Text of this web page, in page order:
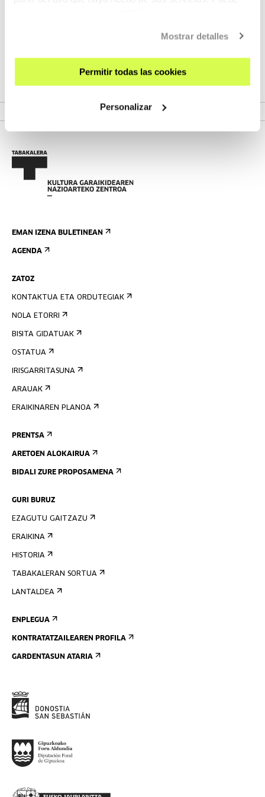
Mostrar detalles
Permitir todas las cookies
Personalizar
bikotekide bat edo ama bat bere seme-alabekin errausketa-
Sergei Loznitsa
EMAN IZENA BULETINEAN
AGENDA
ZATOZ
KONTAKTUA ETA ORDUTEGIAK
NOLA ETORRI
BISITA GIDATUAK
OSTATUA
IRISGARRITASUNA
ARAUAK
ERAIKINAREN PLANOA
PRENTSA
ARETOEN ALOKAIRUA
BIDALI ZURE PROPOSAMENA
GURI BURUZ
EZAGUTU GAITZAZU
ERAIKINA
HISTORIA
TABAKALERAN SORTUA
LANTALDEA
ENPLEGUA
KONTRATATZAILEAREN PROFILA
GARDENTASUN ATARIA